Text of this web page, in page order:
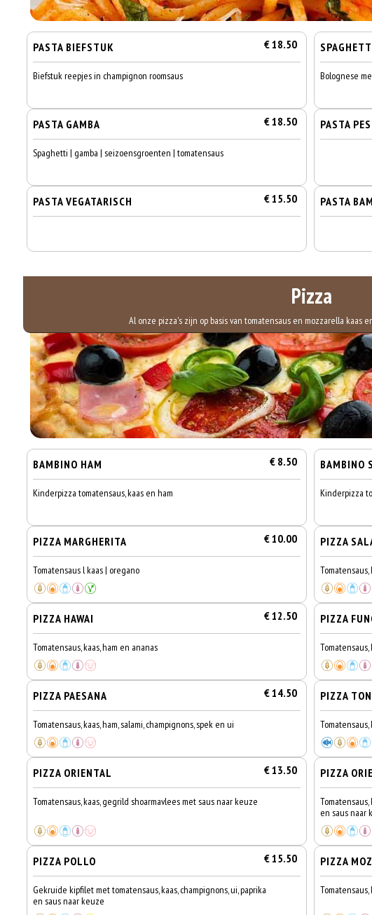
PASTA BIEFSTUK € 18.50
Biefstuk reepjes in champignon roomsaus Bolognese
PASTA GAMBA € 18.50
Spaghetti | gamba | seizoensgroenten | tomatensaus
PASTA
PASTA VEGATARISCH € 15.50 PASTA
Pizza
Al onze pizza's zijn op basis van tomatensaus en mozzarella kaas
BAMBINO HAM € 8.50
Kinderpizza tomatensaus, kaas en ham
BAMBINO
Kinderpizza
PIZZA MARGHERITA € 10.00
Tomatensaus l kaas | oregano
PIZZA
Tomatensaus,
PIZZA HAWAI € 12.50
Tomatensaus, kaas, ham en ananas
PIZZA
PIZZA PAESANA € 14.50
Tomatensaus, kaas, ham, salami, champignons, spek en ui
PIZZA
PIZZA ORIENTAL € 13.50
Tomatensaus, kaas, gegrild shoarmavlees met saus naar keuze
PIZZA
en saus naar
PIZZA POLLO € 15.50
Gekruide kipfilet met tomatensaus, kaas, champignons, ui, paprika
en saus naar keuze
PIZZA